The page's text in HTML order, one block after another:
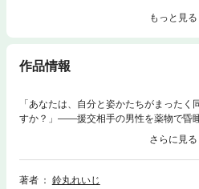
もっと見る
作品情報
「あなたは、自分と姿かたちがまったく
すか？」――援交相手の男性を薬物で昏
すぶっ飛んだ女、茶子。奴隷のような扱
子は、ある日偶然、ドライブインで自分
会ったことで衝撃的なストーリーが動き
とはいったい！？………『地獄恋』等で人
著者
鈴丸れいじ